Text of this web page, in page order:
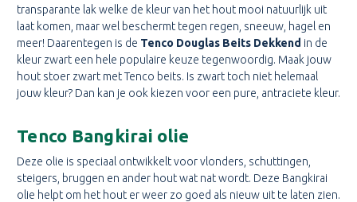
transparante lak welke de kleur van het hout mooi natuurlijk uit
laat komen, maar wel beschermt tegen regen, sneeuw, hagel en
meer! Daarentegen is de Tenco Douglas Beits Dekkend in de
kleur zwart een hele populaire keuze tegenwoordig. Maak jouw
hout stoer zwart met Tenco beits. Is zwart toch niet helemaal
jouw kleur? Dan kan je ook kiezen voor een pure, antraciete kleur.
Tenco Bangkirai olie
Deze olie is speciaal ontwikkelt voor vlonders, schuttingen,
steigers, bruggen en ander hout wat nat wordt. Deze Bangkirai
olie helpt om het hout er weer zo goed als nieuw uit te laten zien.